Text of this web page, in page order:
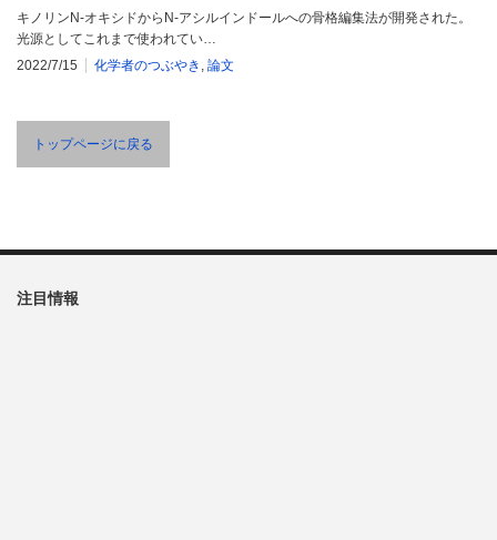
キノリンN-オキシドからN-アシルインドールへの骨格編集法が開発された。
光源としてこれまで使われてい…
2022/7/15
化学者のつぶやき , 論文
トップページに戻る
注目情報